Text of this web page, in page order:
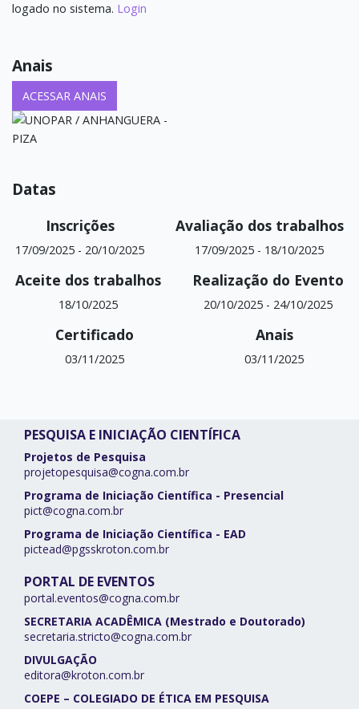
logado no sistema. Login
Anais
ACESSAR ANAIS
Datas
Inscrições
17/09/2025 - 20/10/2025
Avaliação dos trabalhos
17/09/2025 - 18/10/2025
Aceite dos trabalhos
18/10/2025
Realização do Evento
20/10/2025- 24/10/2025
Certificado
03/11/2025
Anais
03/11/2025
PESQUISA E INICIAÇÃO CIENTÍFICA
Projetos de Pesquisa
projetopesquisa@cogna.com.br
Programa de Iniciação Científica - Presencial
pict@cogna.com.br
Programa de Iniciação Científica - EAD
pictead@pgsskroton.com.br
PORTAL DE EVENTOS
portal.eventos@cogna.com.br
SECRETARIA ACADÊMICA (Mestrado e Doutorado)
secretaria.stricto@cogna.com.br
DIVULGAÇÃO
editora@kroton.com.br
COEPE – COLEGIADO DE ÉTICA EM PESQUISA